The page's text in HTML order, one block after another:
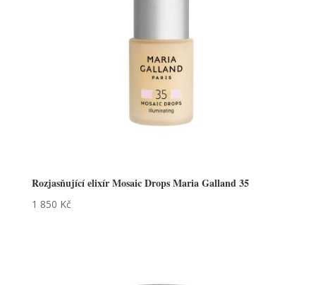
Rozjasňující elixír Mosaic Drops Maria Galland 35
1 850 Kč